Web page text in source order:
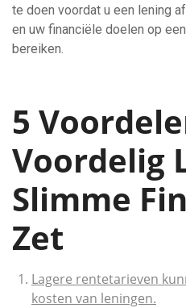
te doen voordat u een lening
en uw financiële doelen op
bereiken.
5
Voordelig
Slimme
Zet
Lagere rentetarieven
kosten van leningen.